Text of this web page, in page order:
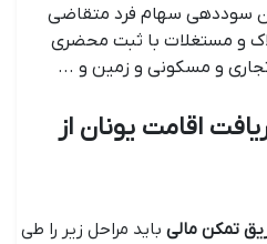
سوددهی سهام فرد متقاضی
و مستغلات با ثبت محضری
و مسکونی و زمین و ...
اقامت یونان از
تمکن مالی باید مراحل زیر را طی